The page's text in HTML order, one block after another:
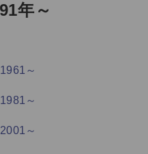
年～
1961～
1981～
2001～